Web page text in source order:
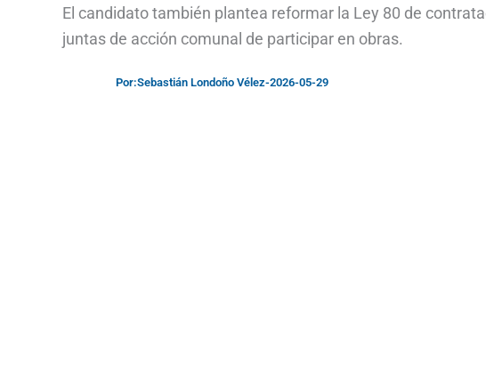
El candidato también plantea reformar la Ley 80 de
juntas de acción comunal de participar en obras.
Por:Sebastián Londoño Vélez-2026-05-29